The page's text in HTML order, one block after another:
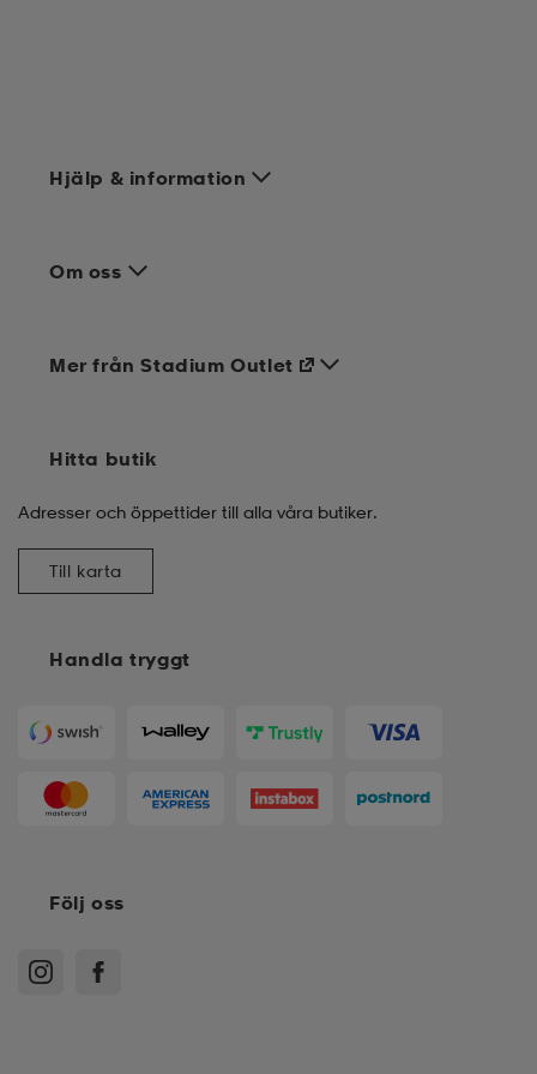
Hjälp & information
Om oss
Handla tryggt
Mer från Stadium Outlet
Hitta butik
Adresser och öppettider till alla våra butiker.
Till karta
Följ oss